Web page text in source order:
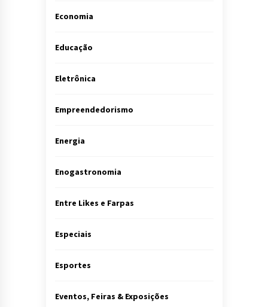
Economia
Educação
Eletrônica
Empreendedorismo
Energia
Enogastronomia
Entre Likes e Farpas
Especiais
Esportes
Eventos, Feiras & Exposições